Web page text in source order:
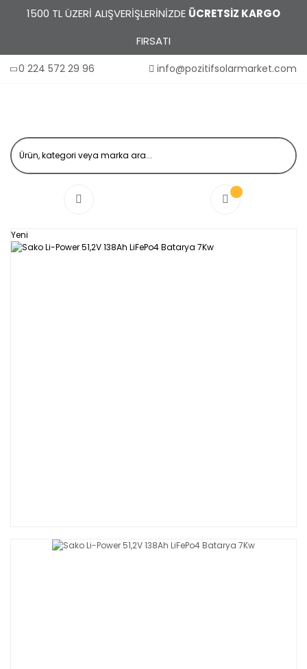
1500 TL ÜZERİ ALIŞVERİŞLERİNİZDE ÜCRETSİZ KARGO
FIRSATI
0 224 572 29 96 info@pozitifsolarmarket.com
Yeni